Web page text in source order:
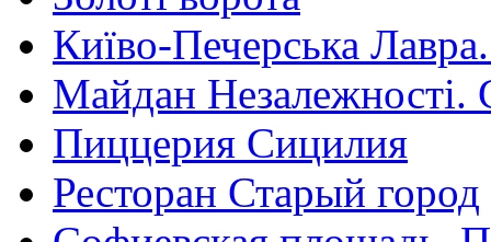
Київо-Печерська
Майдан Незалежності.
Пиццерия Сицилия
Ресторан Старый город